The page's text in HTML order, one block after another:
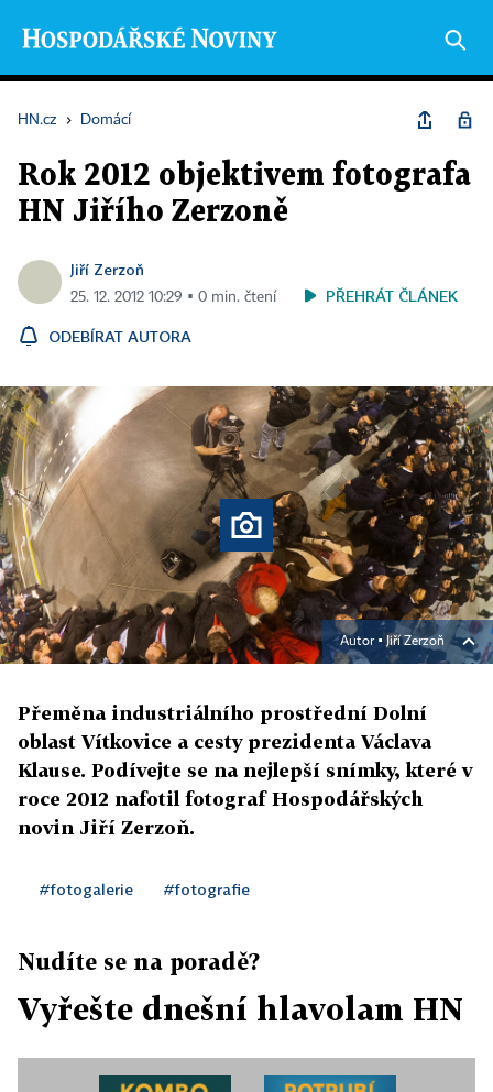
HN.cz › Domácí
Rok 2012 objektivem fotografa
HN Jiřího Zerzoně
Jiří Zerzoň
25. 12. 2012 10:29 ▪ 0 min. čtení PŘEHRÁT ČLÁNEK
ODEBÍRAT AUTORA
Autor ▪Jiří Zerzoň
Přeměna industriálního prostřední Dolní
oblast Vítkovice a cesty prezidenta Václava
Klause. Podívejte se na nejlepší snímky, které v
roce 2012 nafotil fotograf Hospodářských
novin Jiří Zerzoň.
#fotogalerie #fotografie
Nudíte se na poradě?
Vyřešte dnešní hlavolam HN